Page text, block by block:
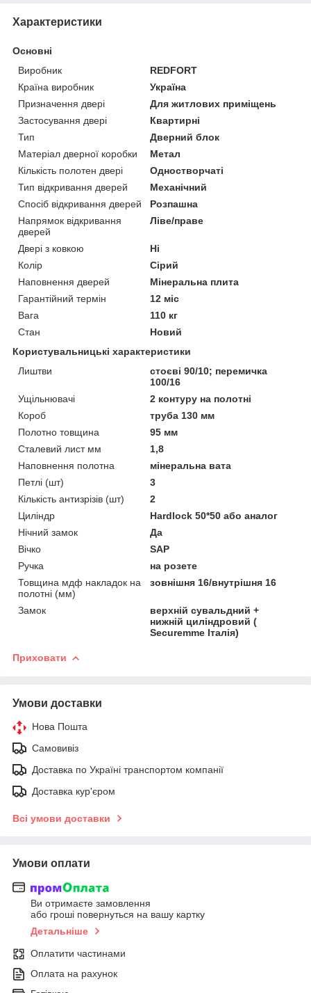
Характеристики
Основні
Виробник
REDFORT
Країна виробник
Україна
Призначення двері
Для житлових приміщень
Застосування двері
Квартирні
Тип
Дверний блок
Матеріал дверної коробки
Метал
Кількість полотен двері
Одностворчаті
Тип відкривання дверей
Механічний
Спосіб відкривання дверей
Розпашна
Напрямок відкривання
дверей
Ліве/праве
Двері з ковкою
Ні
Колір
Сірий
Наповнення дверей
Мінеральна плита
Гарантійний термін
12 міс
Вага
110 кг
Стан
Новий
Користувальницькі характеристики
Лиштви
стоєві 90/10; перемичка
100/16
Ущільнювачі
2 контуру на полотні
Короб
труба 130 мм
Полотно товщина
95 мм
Сталевий лист мм
1,8
Наповнення полотна
мінеральна вата
Петлі (шт)
3
Кількість антизрізів (шт)
2
Циліндр
Hardlock 50*50 або аналог
Нічний замок
Да
Вічко
SAP
Ручка
на розете
Товщина мдф накладок на
полотні (мм)
зовнішня 16/внутрішня 16
Замок
верхній сувальдний +
нижній циліндровий (
Securemme Італія)
Приховати
Умови доставки
Нова Пошта
Самовивіз
Доставка по Україні транспортом компанії
Доставка кур'єром
Всі умови доставки
Умови оплати
Ви отримаєте замовлення
або гроші повернуться на вашу картку
Детальніше
Оплатити частинами
Оплата на рахунок